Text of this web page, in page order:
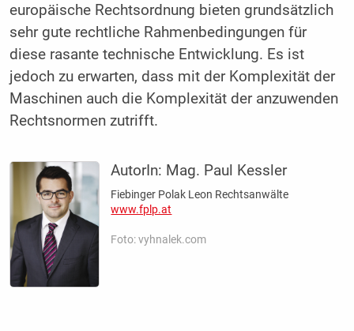
europäische Rechtsordnung bieten grundsätzlich
sehr gute rechtliche Rahmenbedingungen für
diese rasante technische Entwicklung. Es ist
jedoch zu erwarten, dass mit der Komplexität der
Maschinen auch die Komplexität der anzuwenden
Rechtsnormen zutrifft.
AutorIn: Mag. Paul Kessler
Fiebinger Polak Leon Rechtsanwälte
www.fplp.at
Foto: vyhnalek.com